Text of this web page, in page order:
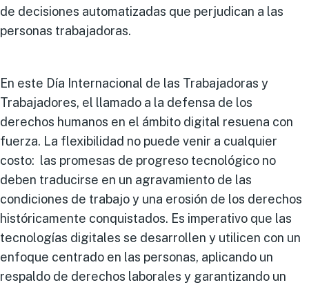
de decisiones automatizadas que perjudican a las
personas trabajadoras.
En este Día Internacional de las Trabajadoras y
Trabajadores, el llamado a la defensa de los
derechos humanos en el ámbito digital resuena con
fuerza. La flexibilidad no puede venir a cualquier
costo: las promesas de progreso tecnológico no
deben traducirse en un agravamiento de las
condiciones de trabajo y una erosión de los derechos
históricamente conquistados. Es imperativo que las
tecnologías digitales se desarrollen y utilicen con un
enfoque centrado en las personas, aplicando un
respaldo de derechos laborales y garantizando un